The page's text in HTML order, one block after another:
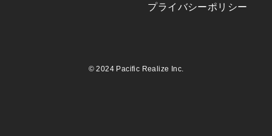
プライバシーポリシー
©2024 Pacific Realize Inc.